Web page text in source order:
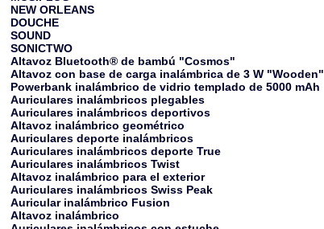
NEW ORLEANS
DOUCHE
SOUND
SONICTWO
Altavoz Bluetooth® de bambú "Cosmos"
Altavoz con base de carga inalámbrica de 3 W "Wooden"
Powerbank inalámbrico de vidrio templado de 5000 mAh
Auriculares inalámbricos plegables
Auriculares inalámbricos deportivos
Altavoz inalámbrico geométrico
Auriculares deporte inalámbricos
Auriculares inalámbricos deporte True
Auriculares inalámbricos Twist
Altavoz inalámbrico para el exterior
Auriculares inalámbricos Swiss Peak
Auricular inalámbrico Fusion
Altavoz inalámbrico